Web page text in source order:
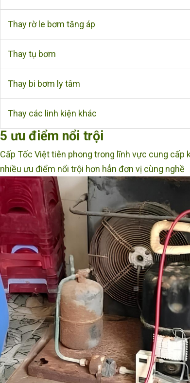
Thay rờ le bơm tăng áp
Thay tụ bơm
Thay bi bơm ly tâm
Thay các linh kiện khác
5 ưu điểm nổi trội
Cấp Tốc Việt tiên phong trong lĩnh vực cung
nhiều ưu điểm nổi trội hơn hẳn đơn vị cùng nghề